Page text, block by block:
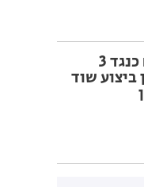
כתב אישום כנגד 3
ביצוע שוד